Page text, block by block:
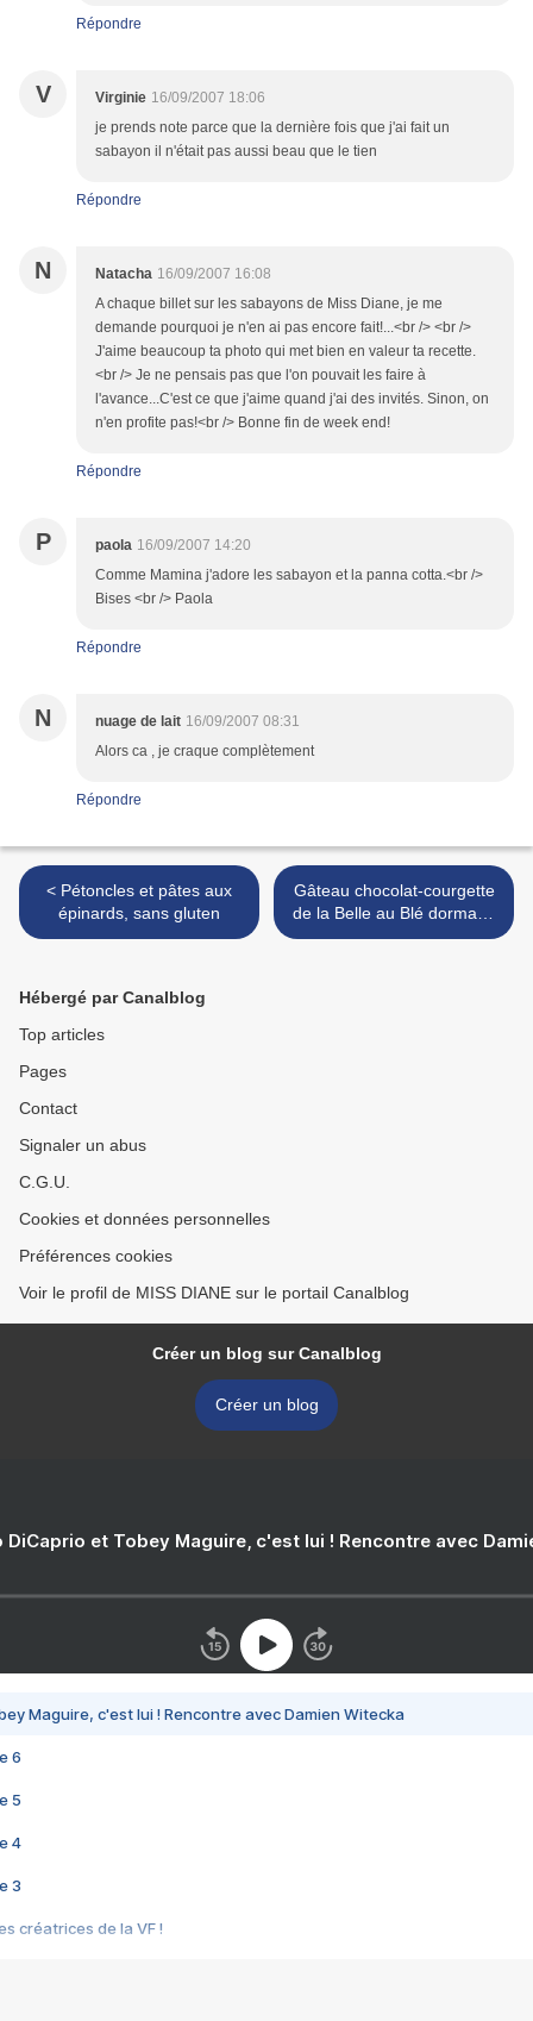
Répondre
V Virginie 16/09/2007 18:06
je prends note parce que la dernière fois que j'ai fait un
sabayon il n'était pas aussi beau que le tien
Répondre
N Natacha 16/09/2007 16:08
A chaque billet sur les sabayons de Miss Diane, je me
demande pourquoi je n'en ai pas encore fait!...<br /> <br />
J'aime beaucoup ta photo qui met bien en valeur ta recette.
<br /> Je ne pensais pas que l'on pouvait les faire à
l'avance...C'est ce que j'aime quand j'ai des invités. Sinon, on
n'en profite pas!<br /> Bonne fin de week end!
Répondre
P paola 16/09/2007 14:20
Comme Mamina j'adore les sabayon et la panna cotta.<br />
Bises <br /> Paola
Répondre
N nuage de lait 16/09/2007 08:31
Alors ca , je craque complètement
Répondre
< Pétoncles et pâtes aux
épinards, sans gluten
Gâteau chocolat-courgette
de la Belle au Blé dormant,
et plus >
Hébergé par Canalblog
Top articles
Pages
Contact
Signaler un abus
C.G.U.
Cookies et données personnelles
Préférences cookies
Voir le profil de MISS DIANE sur le portail Canalblog
Créer un blog sur Canalblog
Créer un blog
DiCaprio et Tobey Maguire, c'est lui ! Rencontre avec
Maguire, c'est lui ! Rencontre avec Damien Witecka
6
5
4
3
créatrices de la VF !